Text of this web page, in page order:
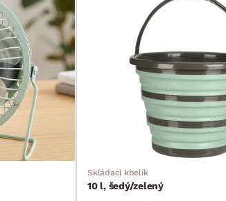
Skládací kbelík
10 l, šedý/zelený